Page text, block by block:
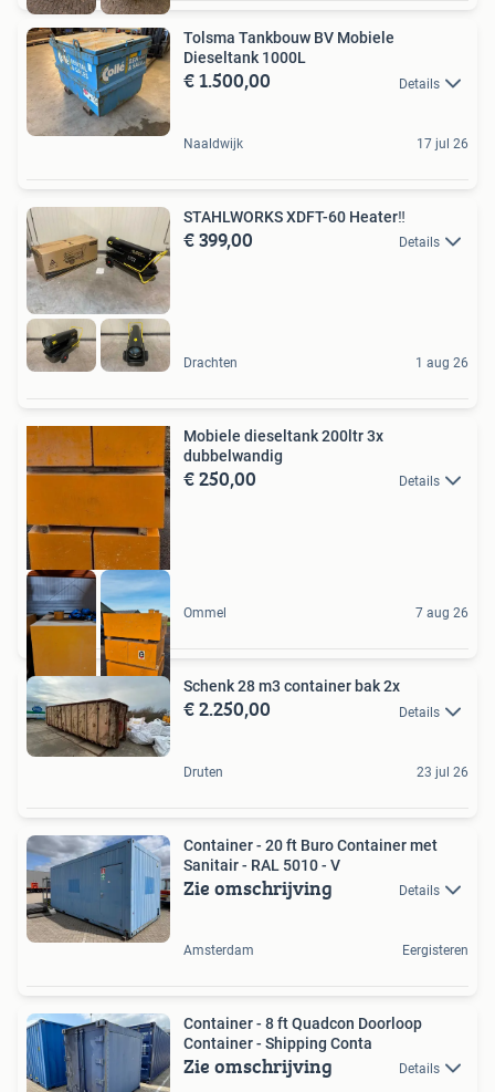
Tolsma Tankbouw BV Mobiele
Dieseltank 1000L
€ 1.500,00 Details
Naaldwijk 17 jul 26
STAHLWORKS XDFT-60 Heater‼️
€ 399,00 Details
Drachten 1 aug 26
Mobiele dieseltank 200ltr 3x
dubbelwandig
€ 250,00 Details
Ommel 7 aug 26
Schenk 28 m3 container bak 2x
€ 2.250,00 Details
Druten 23 jul 26
Container - 20 ft Buro Container met
Sanitair - RAL 5010 - V
Zie omschrijving Details
Amsterdam Eergisteren
Container - 8 ft Quadcon Doorloop
Container - Shipping Conta
Zie omschrijving Details